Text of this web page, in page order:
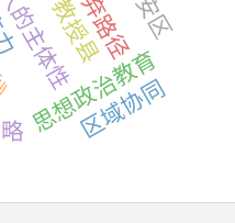
主体性
思想政治教育
教授县
区域协同